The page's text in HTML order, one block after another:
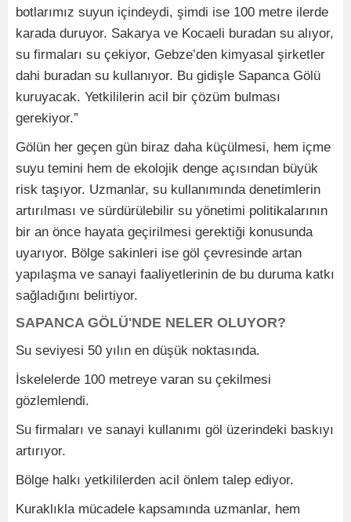
botlarımız suyun içindeydi, şimdi ise 100 metre ilerde
karada duruyor. Sakarya ve Kocaeli buradan su alıyor,
su firmaları su çekiyor, Gebze’den kimyasal şirketler
dahi buradan su kullanıyor. Bu gidişle Sapanca Gölü
kuruyacak. Yetkililerin acil bir çözüm bulması
gerekiyor.”
Gölün her geçen gün biraz daha küçülmesi, hem içme
suyu temini hem de ekolojik denge açısından büyük
risk taşıyor. Uzmanlar, su kullanımında denetimlerin
artırılması ve sürdürülebilir su yönetimi politikalarının
bir an önce hayata geçirilmesi gerektiği konusunda
uyarıyor. Bölge sakinleri ise göl çevresinde artan
yapılaşma ve sanayi faaliyetlerinin de bu duruma katkı
sağladığını belirtiyor.
SAPANCA GÖLÜ'NDE NELER OLUYOR?
Su seviyesi 50 yılın en düşük noktasında.
İskelelerde 100 metreye varan su çekilmesi
gözlemlendi.
Su firmaları ve sanayi kullanımı göl üzerindeki baskıyı
artırıyor.
Bölge halkı yetkililerden acil önlem talep ediyor.
Kuraklıkla mücadele kapsamında uzmanlar, hem